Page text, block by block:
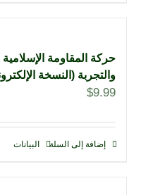
حركة المقاومة
والتجربة (النسخة
$9.99
إضافة إلى السلة البيانات